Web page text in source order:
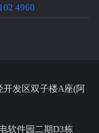
4960
开发区双子楼A座(阿
软件园二期D3栋